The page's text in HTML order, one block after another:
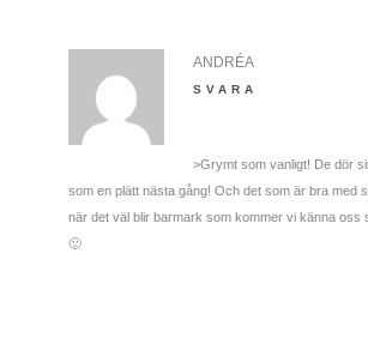
ANDRÉA
SVARA
>Grymt som vanligt! De dör
som en plätt nästa gång! Och det som är bra med
när det väl blir barmark som kommer vi känna oss
🙂